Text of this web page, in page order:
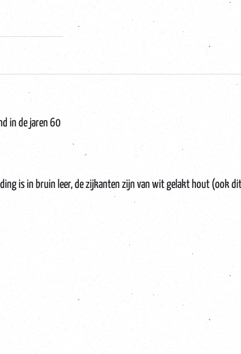
in de jaren 60
is in bruin leer, de zijkanten zijn van wit gelakt hout (ook